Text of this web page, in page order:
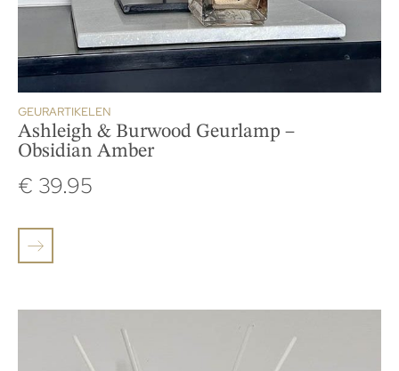
GEURARTIKELEN
Ashleigh & Burwood Geurlamp –
Obsidian Amber
€ 39.95